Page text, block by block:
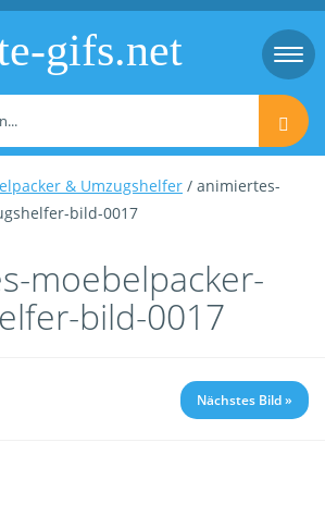
gifs.net
& Umzugshelfer / animiertes-
bild-0017
moebelpacker-
bild-0017
Nächstes Bild »